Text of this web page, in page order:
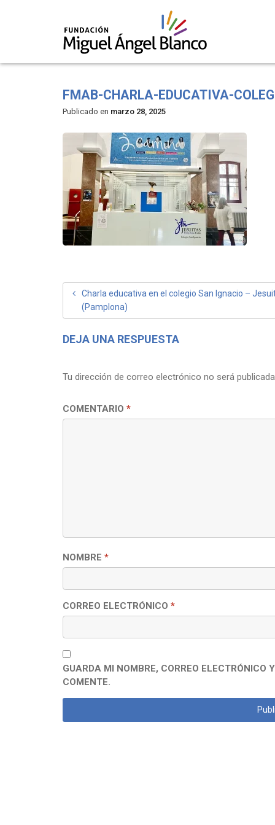
FMAB-CHARLA-EDUCATIVA-
Publicado en marzo 28, 2025
NAVEGACIÓN
DE
ENTRADAS
Charla educativa en el colegio San Ignacio –
(Pamplona)
DEJA UNA RESPUESTA
Tu dirección de correo electrónico no será
COMENTARIO *
NOMBRE *
CORREO ELECTRÓNICO *
GUARDA MI NOMBRE, CORREO ELECTRÓNICO
COMENTE.